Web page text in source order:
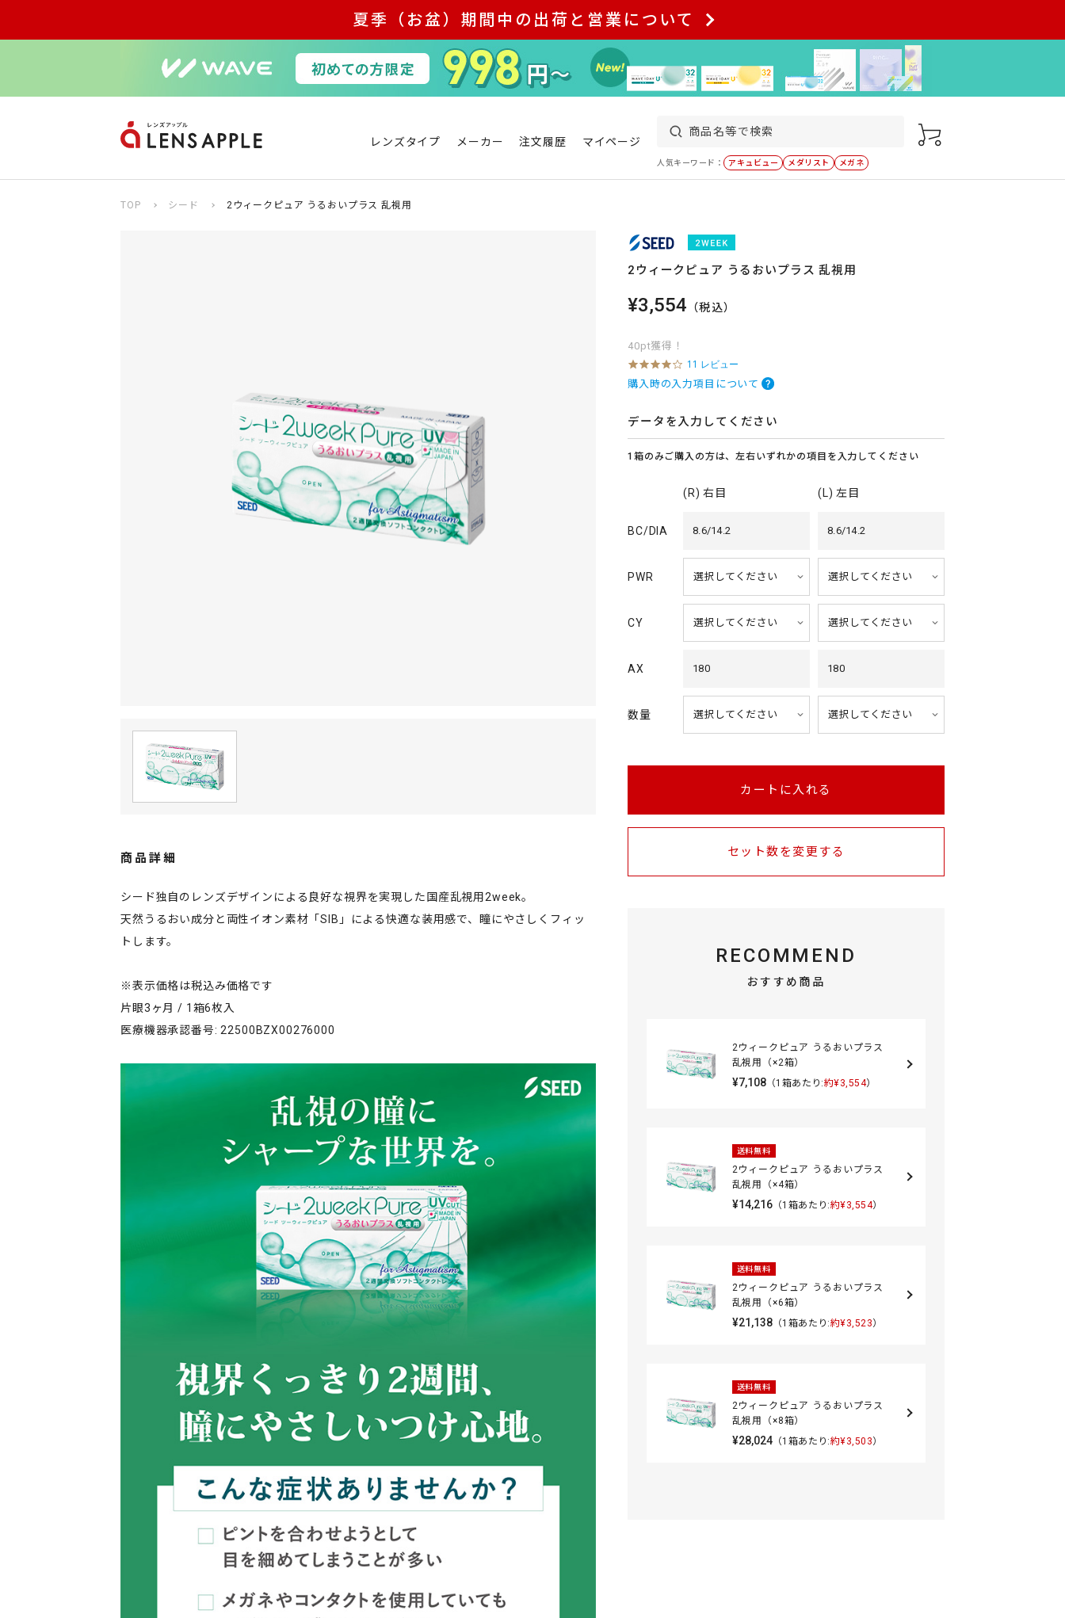
夏季（お盆）期間中の出荷と営業について
レンズタイプ メーカー 注文履歴 マイページ
人気キーワード： アキュビュー メダリスト メガネ
TOP シード 2ウィークピュア うるおいプラス 乱視用
商品詳細
シード独自のレンズデザインによる良好な視界を実現した国産乱視用2week。
天然うるおい成分と両性イオン素材「SIB」による快適な装用感で、瞳にやさしくフィッ
トします。
※表示価格は税込み価格です
片眼3ヶ月 / 1箱6枚入
医療機器承認番号: 22500BZX00276000
2ウィークピュア うるおいプラス 乱視用
¥3,554 （税込）
40pt獲得！
4
.
0
t
r
t
i
11 レビュー
購入時の入力項目について
データを入力してください
1箱のみご購入の方は、左右いずれかの項目を入力してください
(R) 右目 (L) 左目
BC/DIA 8.6/14.2 8.6/14.2
PWR
CY
AX 180 180
数量
カートに入れる
セット数を変更する
RECOMMEND
おすすめ商品
2ウィークピュア うるおいプラス
乱視用（×2箱）
¥7,108（1箱あたり:約¥3,554）
送料無料
2ウィークピュア うるおいプラス
乱視用（×4箱）
¥14,216（1箱あたり:約¥3,554）
送料無料
2ウィークピュア うるおいプラス
乱視用（×6箱）
¥21,138（1箱あたり:約¥3,523）
送料無料
2ウィークピュア うるおいプラス
乱視用（×8箱）
¥28,024（1箱あたり:約¥3,503）